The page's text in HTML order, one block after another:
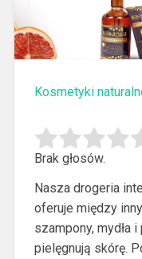
Kosmetyki
Brak głosów.
Nasza drogeria
oferuje między
szampony, mydła
pielęgnują skórę.